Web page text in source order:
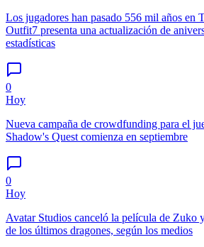
Los jugadores han pasado 556 mil años en
Outfit7 presenta una actualización de
estadísticas
0
Hoy
Nueva campaña de crowdfunding para el
Shadow's Quest comienza en septiembre
0
Hoy
Avatar Studios canceló la película de Zuko
de los últimos dragones, según los medios